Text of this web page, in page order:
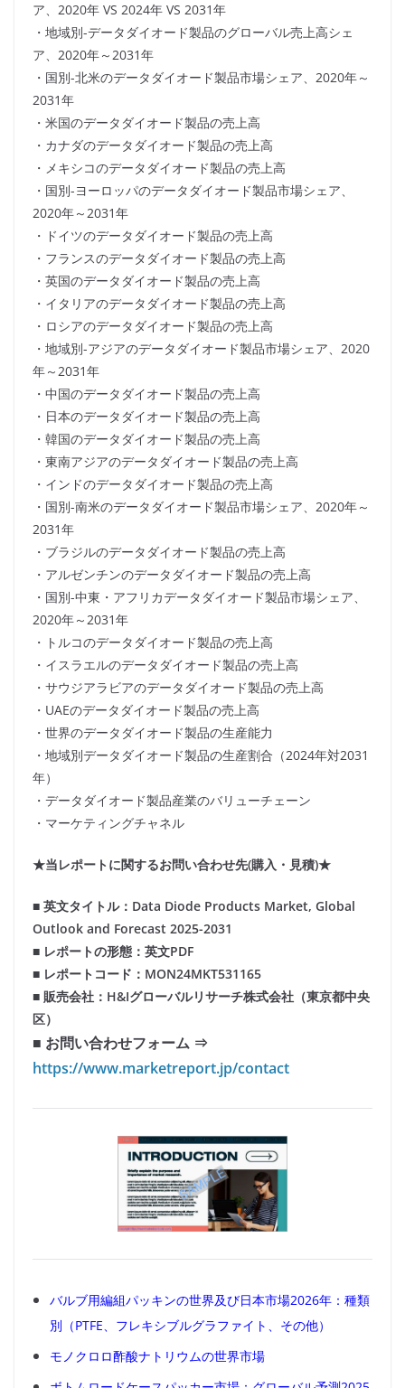
ア、2020年 VS 2024年 VS 2031年
・地域別-データダイオード製品のグローバル売上高シェ
ア、2020年～2031年
・国別-北米のデータダイオード製品市場シェア、2020年～
2031年
・米国のデータダイオード製品の売上高
・カナダのデータダイオード製品の売上高
・メキシコのデータダイオード製品の売上高
・国別-ヨーロッパのデータダイオード製品市場シェア、
2020年～2031年
・ドイツのデータダイオード製品の売上高
・フランスのデータダイオード製品の売上高
・英国のデータダイオード製品の売上高
・イタリアのデータダイオード製品の売上高
・ロシアのデータダイオード製品の売上高
・地域別-アジアのデータダイオード製品市場シェア、2020
年～2031年
・中国のデータダイオード製品の売上高
・日本のデータダイオード製品の売上高
・韓国のデータダイオード製品の売上高
・東南アジアのデータダイオード製品の売上高
・インドのデータダイオード製品の売上高
・国別-南米のデータダイオード製品市場シェア、2020年～
2031年
・ブラジルのデータダイオード製品の売上高
・アルゼンチンのデータダイオード製品の売上高
・国別-中東・アフリカデータダイオード製品市場シェア、
2020年～2031年
・トルコのデータダイオード製品の売上高
・イスラエルのデータダイオード製品の売上高
・サウジアラビアのデータダイオード製品の売上高
・UAEのデータダイオード製品の売上高
・世界のデータダイオード製品の生産能力
・地域別データダイオード製品の生産割合（2024年対2031
年）
・データダイオード製品産業のバリューチェーン
・マーケティングチャネル
★当レポートに関するお問い合わせ先(購入・見積)★
■ 英文タイトル：Data Diode Products Market, Global
Outlook and Forecast 2025-2031
■ レポートの形態：英文PDF
■ レポートコード：MON24MKT531165
■ 販売会社：H&Iグローバルリサーチ株式会社（東京都中央
区）
■ お問い合わせフォーム ⇒
https://www.marketreport.jp/contact
バルブ用編組パッキンの世界及び日本市場2026年：種類
別（PTFE、フレキシブルグラファイト、その他）
モノクロロ酢酸ナトリウムの世界市場